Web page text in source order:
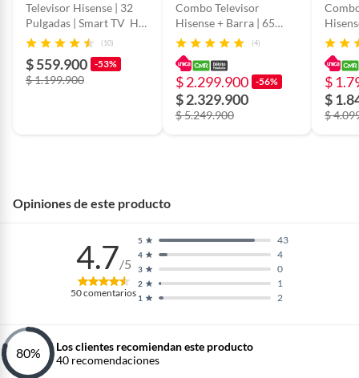
Televisor Hisense | 32
Pulgadas | Smart TV HD
| 32A4NV
(10)
$ 559.900 -53%
$ 1.199.900
Combo Televisor
Hisense + Barra | 65
Pulgadas | Hi-QLED 4K |
65Q6QV | Barra de
Sonido HS1000
(4)
$ 2.299.900 -56%
$ 2.329.900
$ 5.249.900
$
$
$
Opiniones de este producto
4.7/5
50comentarios 1 2
2 1
3 0
4 4
5 43
80%
Los clientes recomiendan este producto
40 recomendaciones